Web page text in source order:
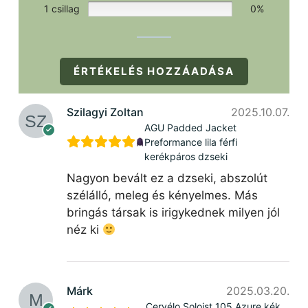
1 csillag
0%
ÉRTÉKELÉS HOZZÁADÁSA
Szilagyi Zoltan 2025.10.07.
AGU Padded Jacket
Preformance lila férfi
kerékpáros dzseki
Nagyon bevált ez a dzseki, abszolút
szélálló, meleg és kényelmes. Más
bringás társak is irigykednek milyen jól
néz ki
Márk 2025.03.20.